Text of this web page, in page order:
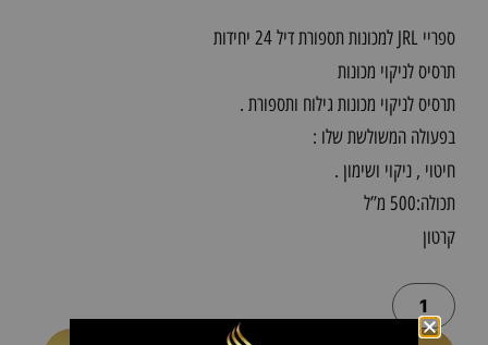
ספריי JRL למכונות תספורת דיל 24 יחידות
תרסיס לניקוי מכונות
תרסיס לניקוי מכונות גילוח ותספורת .
בפעולה המשולשת שלו :
חיטוי , ניקוי ושימון .
תכולה:500 מ”ל
קרטון